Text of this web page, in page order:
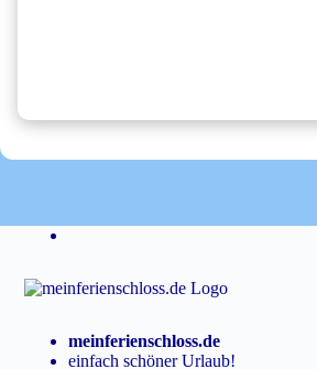
meinferienschloss.de
einfach schöner Urlaub!